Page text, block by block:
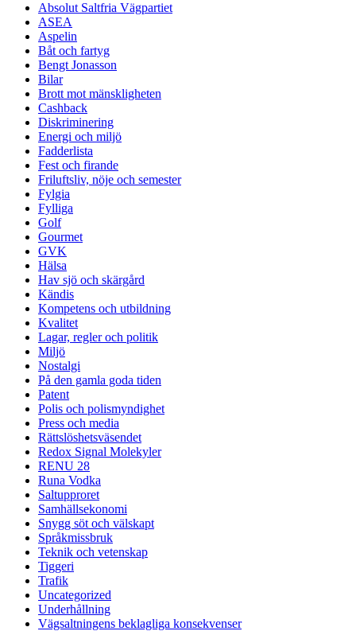
Absolut Saltfria Vägpartiet
ASEA
Aspelin
Båt och fartyg
Bengt Jonasson
Bilar
Brott mot mänskligheten
Cashback
Diskriminering
Energi och miljö
Fadderlista
Fest och firande
Friluftsliv, nöje och semester
Fylgia
Fylliga
Golf
Gourmet
GVK
Hälsa
Hav sjö och skärgård
Kändis
Kompetens och utbildning
Kvalitet
Lagar, regler och politik
Miljö
Nostalgi
På den gamla goda tiden
Patent
Polis och polismyndighet
Press och media
Rättslöshetsväsendet
Redox Signal Molekyler
RENU 28
Runa Vodka
Saltupproret
Samhällsekonomi
Snygg söt och välskapt
Språkmissbruk
Teknik och vetenskap
Tiggeri
Trafik
Uncategorized
Underhållning
Vägsaltningens beklagliga konsekvenser